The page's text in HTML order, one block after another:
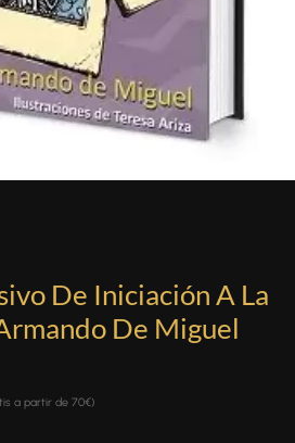
De Iniciación A La
De Miguel
a partir de 70€)